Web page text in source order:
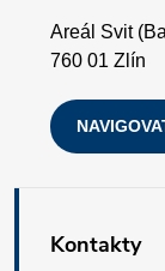
Areál Svit
760 01 Zlín
Kontakty